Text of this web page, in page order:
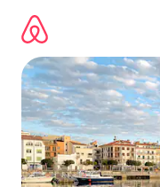
kwenda
kwenye
maudhui